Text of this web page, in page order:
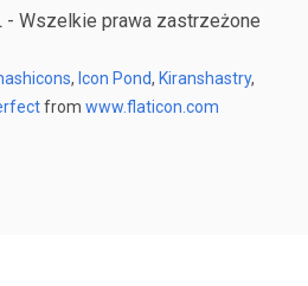
Wszelkie prawa zastrzeżone
, Icon Pond, Kiranshastry,
from www.flaticon.com